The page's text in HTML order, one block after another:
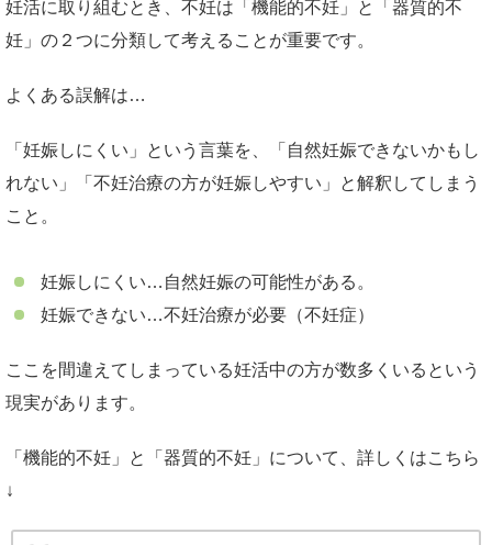
妊活に取り組むとき、不妊は「機能的不妊」と「器質的不
妊」の２つに分類して考えることが重要です。
よくある誤解は…
「妊娠しにくい」という言葉を、「自然妊娠できないかもし
れない」「不妊治療の方が妊娠しやすい」と解釈してしまう
こと。
妊娠しにくい…自然妊娠の可能性がある。
妊娠できない…不妊治療が必要（不妊症）
ここを間違えてしまっている妊活中の方が数多くいるという
現実があります。
「機能的不妊」と「器質的不妊」について、詳しくはこちら
↓